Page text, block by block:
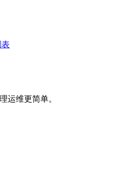
运维更简单。